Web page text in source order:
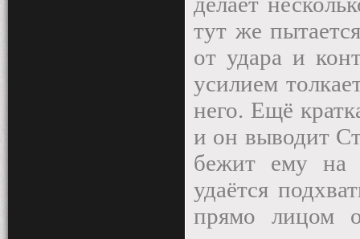
тут же
от удара и
усилием
него. Ещё
и он выводит
бежит ему на
удаётся
прямо лицом